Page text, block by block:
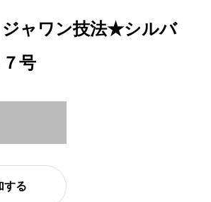
ジャワン技法★シルバ
号
する